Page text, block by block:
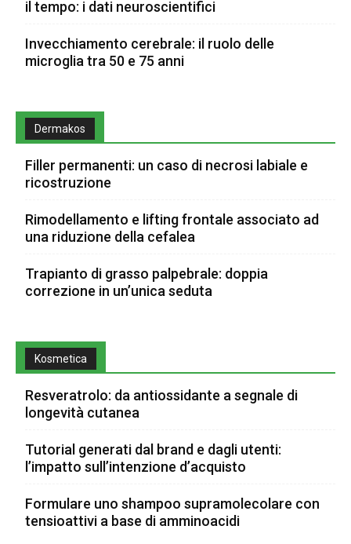
il tempo: i dati neuroscientifici
Invecchiamento cerebrale: il ruolo delle
microglia tra 50 e 75 anni
Dermakos
Filler permanenti: un caso di necrosi labiale e
ricostruzione
Rimodellamento e lifting frontale associato ad
una riduzione della cefalea
Trapianto di grasso palpebrale: doppia
correzione in un’unica seduta
Kosmetica
Resveratrolo: da antiossidante a segnale di
longevità cutanea
Tutorial generati dal brand e dagli utenti:
l’impatto sull’intenzione d’acquisto
Formulare uno shampoo supramolecolare con
tensioattivi a base di amminoacidi